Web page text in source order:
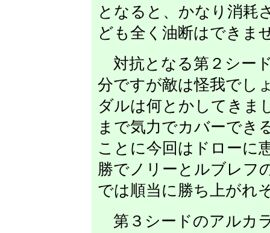
となると、かなり消耗
ども全く油断はできま
対抗となる第２シー
分ですが敵は怪我でし
ダルは何とかしてきま
まで気力でカバーでき
ことに今回はドローに
勝でノリーとルブレフ
では順当に勝ち上がれ
第３シードのアルカ